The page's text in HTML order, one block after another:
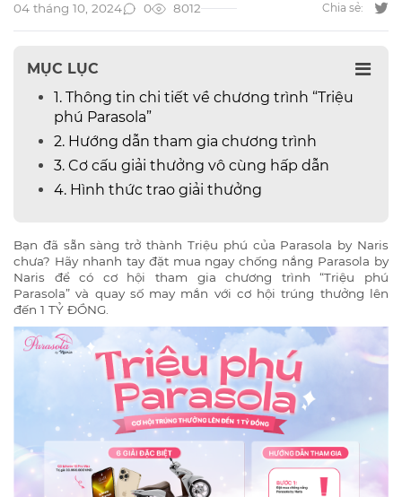
04 tháng 10, 2024 0 8012 Chia sẻ:
MỤC LỤC
1. Thông tin chi tiết về chương trình “Triệu
phú Parasola”
2. Hướng dẫn tham gia chương trình
3. Cơ cấu giải thưởng vô cùng hấp dẫn
4. Hình thức trao giải thưởng
Bạn đã sẵn sàng trở thành Triệu phú của Parasola by Naris
chưa? Hãy nhanh tay đặt mua ngay chống nắng Parasola by
Naris để có cơ hội tham gia chương trình “Triệu phú
Parasola” và quay số may mắn với cơ hội trúng thưởng lên
đến 1 TỶ ĐỒNG.